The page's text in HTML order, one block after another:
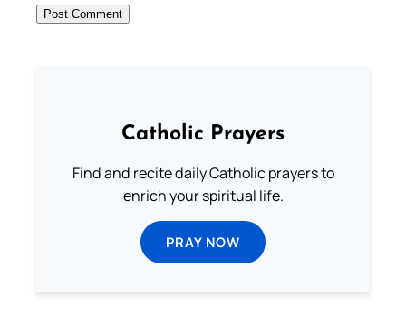
Catholic Prayers
Find and recite daily Catholic prayers to
enrich your spiritual life.
PRAY NOW